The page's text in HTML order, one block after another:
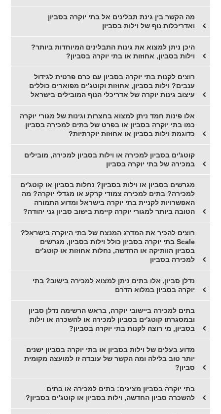
מה הקשר בין גינת תבלינים אל בתי יוקרה בסביון
ואדריכלות נוף של וילות בסביון
היכן ניתן למצוא את גינות התבלינים המיוחדות ביותר?
וילות בסביון, אחוזות או בתי יוקרה בסביון?
רוצים לקנות בתי יוקרה בסביון עם כרם פרטית לגידול
ענבים? וילות בסביון, אחוזות וקוטג'ים מפוארים כוללים
עיצוב גינות יוקרה של אדריכלי הנוף המובילים בישראל
אלו פינות חמד ניתן למצוא בחצרות וגינות של מגורי יוקרה
כמו בתי יוקרה בסביון או בפרט של בתים למכירה בסביון
כדוגמת וילות בסביון או אחוזות יוקרתיות?
קוטג'ים בסביון למכירה או וילות בסביון למכירה, מובילים
במכירה של בתי יוקרה בסביון
מגרשים בסביון או וילות בסביון? נחלות בסביון או קוטג'ים
למכירה? בתים למכירה צמודי קרקע או מגדלי יוקרה? מה
האפשרויות לקניית בתי יוקרה בישראל ומדוע התמורה
הטובה ביותר למגורי יוקרה קיימת בישוב סביון גני יהודה?
רוצים להכיר את המדרג המנצח של בתי היוקרה בישראל?
Scale בתי יוקרה בסביון כולל וילות בסביון, מגרשים
בסביון הוותיקה או החדשה, נחלות אחוזות או קוטג'ים
למכירה בסביון
נדלן סביון, אלו בתים ניתן למצוא למכירה בישוב? בתי
יוקרה בסביון במלוא הדרם
בתים למכירה ביישובי יוקרה, בראש הרשימה נדלן סביון
ובמסגרתו קוטג'ים בסביון למכירה או להשכרה או וילות
בסביון, מי רוצה לקנות בתי יוקרה בסביון?
מדוע בעלים של וילות בסביון או בתי יוקרה בסביון ישנים
יותר טוב בלילה ומה הקשר של עובדה זו למועצה מקומית
סביון?
בתי יוקרה בסביון מציגים: בתים למכירה או בתים
להשכרה סביון החדשה, וילות בסביון או קוטג'ים בסביון?